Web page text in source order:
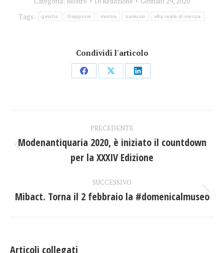
Tags:
geisha Giappone mostra samurai villa reale di monza
Condividi l'articolo
CondividiCondividiCondividi
tra
post
PRECEDENTE
Post
precedente:
Modenantiquaria 2020, è iniziato il countdown
per la XXXIV Edizione
SUCCESSIVO
Prossimo
Mibact. Torna il 2 febbraio la #domenicalmuseo
Articoli collegati